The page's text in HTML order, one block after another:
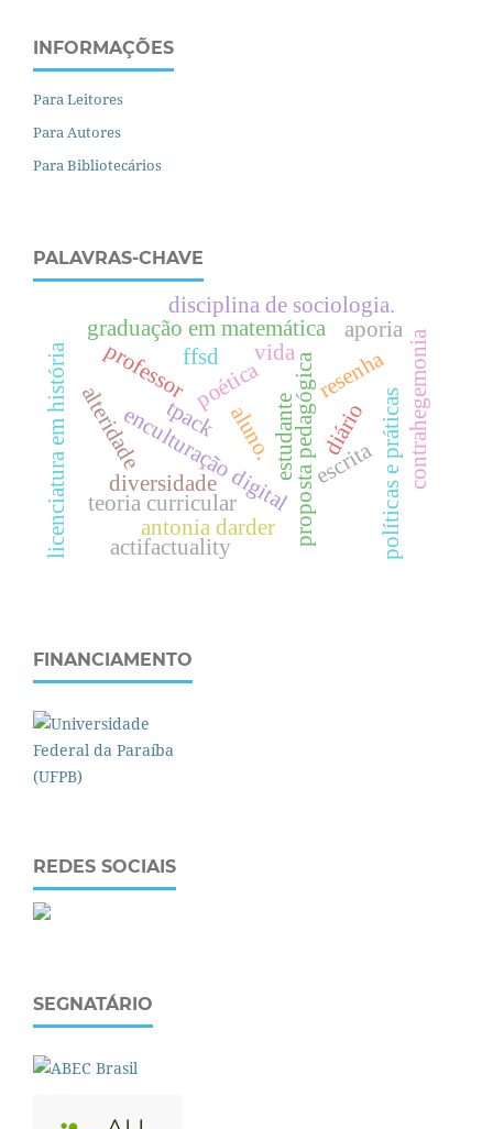
INFORMAÇÕES
Para Leitores
Para Autores
Para Bibliotecários
PALAVRAS-CHAVE
proposta pedagógica
enculturação digital escrita
diversidade
graduação em matemática
tpack
alteridade poética
teoria curricular políticas e práticas
ffsd
licenciatura em história vida
professor
aluno.
disciplina de sociologia.
antonia darder
resenha
estudante diário
actifactuality
aporia contrahegemonia
FINANCIAMENTO
REDES SOCIAIS
SEGNATÁRIO